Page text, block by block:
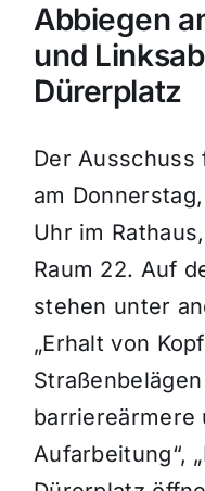
Abbiegen
und
Dürerplatz
Der
am
Uhr im
Raum 22. Auf
stehen unter
„Erhalt von
barriereärmere
Aufarbeitung“,